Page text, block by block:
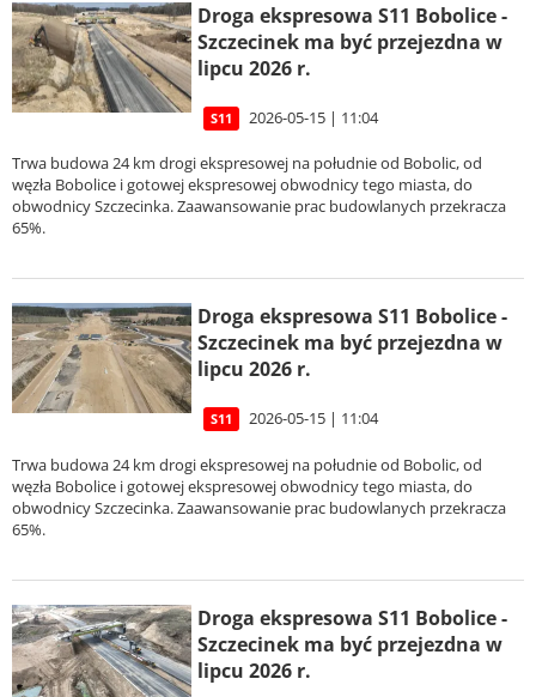
Droga ekspresowa S11 Bobolice -
Szczecinek ma być przejezdna w
lipcu 2026 r.
S11 2026-05-15 | 11:04
Trwa budowa 24 km drogi ekspresowej na południe od Bobolic, od
węzła Bobolice i gotowej ekspresowej obwodnicy tego miasta, do
obwodnicy Szczecinka. Zaawansowanie prac budowlanych przekracza
65%.
Droga ekspresowa S11 Bobolice -
Szczecinek ma być przejezdna w
lipcu 2026 r.
S11 2026-05-15 | 11:04
Trwa budowa 24 km drogi ekspresowej na południe od Bobolic, od
węzła Bobolice i gotowej ekspresowej obwodnicy tego miasta, do
obwodnicy Szczecinka. Zaawansowanie prac budowlanych przekracza
65%.
Droga ekspresowa S11 Bobolice -
Szczecinek ma być przejezdna w
lipcu 2026 r.